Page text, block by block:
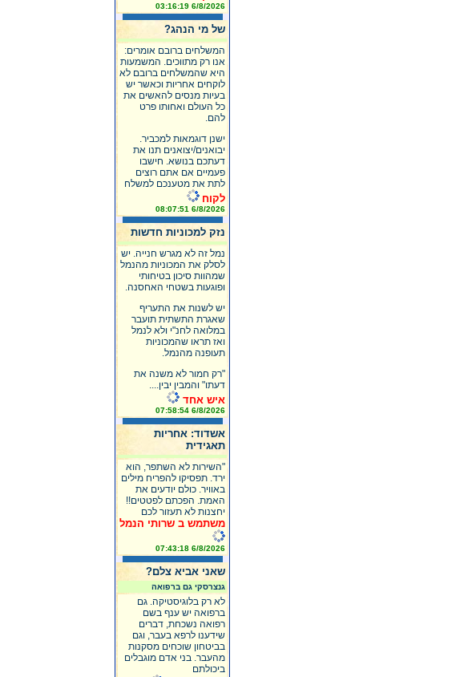
6/8/2026 03:16:19
של מי הנהג?
המשלחים ברובם אומרים:
אנו רק מתווכים. המשמעות
היא שהמשלחים ברובם לא
לוקחים אחריות וכאשר יש
בעיות מנסים להאשים את
כל העולם ואחותו פרט
להם.
ישנן דוגמאות למכביר.
יבואנים/יצואנים תנו את
דעתכם בנושא. חישבו
פעמיים אם אתם רוצים
לתת את מטענכם למשלח
לקוח
6/8/2026 08:07:51
נזק למכוניות חדשות
נמל זה לא מגרש חנייה. יש
לסלק את המכוניות מהנמל
שמהוות סיכון בטיחותי
ופוגעות בשטחי האחסנה.
יש לשנות את התעריף
שאגרת התשתית תועבר
במלואה לחנ"י ולא לנמל
ואז תראו שהמכוניות
תעופנה מהנמל.
"רק חמור לא משנה את
דעתו" והמבין יבין....
איש אחד
6/8/2026 07:58:54
אשדוד: אחריות
תאגידית
"השירות לא השתפר, הוא
ירד. תפסיקו להפריח מילים
באוויר. כולם יודעים את
האמת. הפכתם לפטטים!!
יחצנות לא תעזור לכם
משתמש ב שרותי הנמל
6/8/2026 07:43:18
שאני אביא צלם?
גנצרסקי גם ברפואה
לא רק בלוגיסטיקה. גם
ברפואה יש ענף בשם
רפואה נשכחת, דברים
שידענו לרפא בעבר, וגם
בביטחון שוכחים מסקנות
מהעבר. בני אדם מוגבלים
ביכולתם